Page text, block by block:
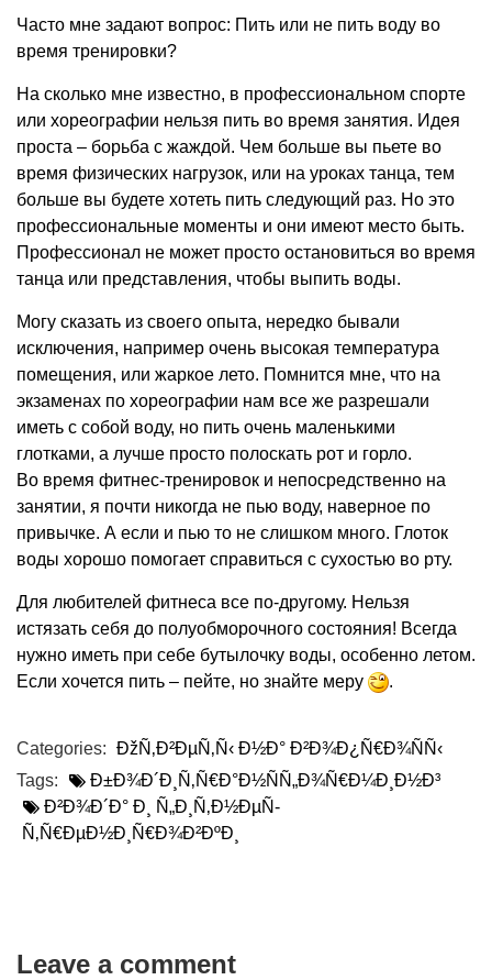
Часто мне задают вопрос: Пить или не пить воду во
время тренировки?
На сколько мне известно, в профессиональном спорте
или хореографии нельзя пить во время занятия. Идея
проста – борьба с жаждой. Чем больше вы пьете во
время физических нагрузок, или на уроках танца, тем
больше вы будете хотеть пить следующий раз. Но это
профессиональные моменты и они имеют место быть.
Профессионал не может просто остановиться во время
танца или представления, чтобы выпить воды.
Могу сказать из своего опыта, нередко бывали
исключения, например очень высокая температура
помещения, или жаркое лето. Помнится мне, что на
экзаменах по хореографии нам все же разрешали
иметь с собой воду, но пить очень маленькими
глотками, а лучше просто полоскать рот и горло.
Во время фитнес-тренировок и непосредственно на
занятии, я почти никогда не пью воду, наверное по
привычке. А если и пью то не слишком много. Глоток
воды хорошо помогает справиться с сухостью во рту.
Для любителей фитнеса все по-другому. Нельзя
истязать себя до полуобморочного состояния! Всегда
нужно иметь при себе бутылочку воды, особенно летом.
Если хочется пить – пейте, но знайте меру
.
Categories: ÐžÑ‚Ð²ÐµÑ‚Ñ‹ Ð½Ð° Ð²Ð¾Ð¿Ñ€Ð¾ÑÑ‹
Tags:
Ð±Ð¾Ð´Ð¸Ñ‚Ñ€Ð°Ð½ÑÑ„Ð¾Ñ€Ð¼Ð¸Ð½Ð³
Ð²Ð¾Ð´Ð° Ð¸ Ñ„Ð¸Ñ‚Ð½ÐµÑ-
Ñ‚Ñ€ÐµÐ½Ð¸Ñ€Ð¾Ð²ÐºÐ¸
Leave a comment